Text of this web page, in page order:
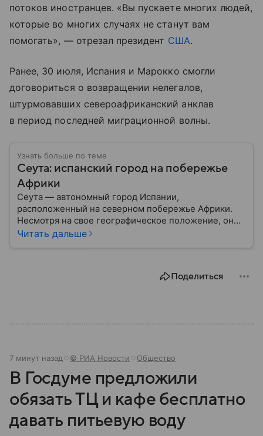
потоков иностранцев. «Вы пускаете многих людей,
которые во многих случаях не станут вам
помогать», — отрезал президент США.
Ранее, 30 июля, Испания и Марокко смогли
договориться о возвращении нелегалов,
штурмовавших североафриканский анклав
в период последней миграционной волны.
Узнать больше по теме
Сеута: испанский город на побережье
Африки
Сеута — автономный город Испании,
расположенный на северном побережье Африки.
Несмотря на свое географическое положение, он
остается частью Испании и Европейского союза.
анклавов на африканском континенте: собрали о
Читать дальше
Поделиться
7 минут назад © РИА Новости Общество
В Госдуме предложили
обязать ТЦ и кафе бесплатно
давать питьевую воду